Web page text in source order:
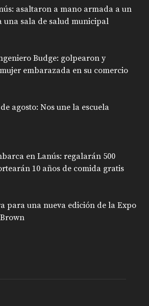
asaltaron a mano armada a un
sala de salud municipal
Budge: golpearon y
embarazada en su comercio
agosto: Nos une la escuela
en Lanús: regalarán 500
10 años de comida gratis
para una nueva edición de la Expo